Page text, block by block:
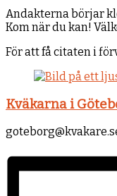
Andakterna börjar
Kom när du kan!
För att få citaten i
Kväkarna i